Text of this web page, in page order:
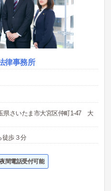
律事務所
県さいたま市大宮区仲町1-47 大
徒歩３分
夜間電話受付可能